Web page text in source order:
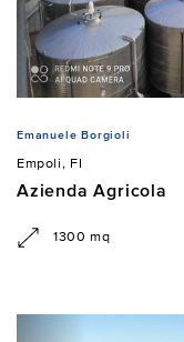
Emanuele Borgioli
Empoli, FI
Azienda Agricola
1300 mq